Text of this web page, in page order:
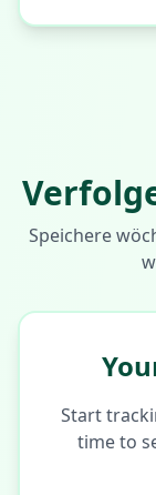
Speichere
Start
time to